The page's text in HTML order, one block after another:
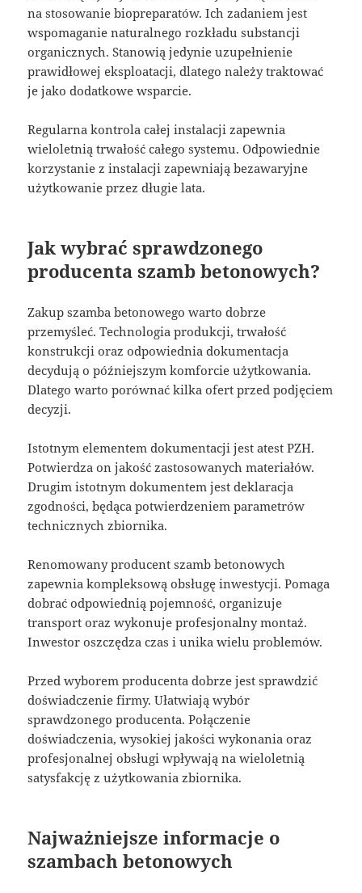
na stosowanie biopreparatów. Ich zadaniem jest
wspomaganie naturalnego rozkładu substancji
organicznych. Stanowią jedynie uzupełnienie
prawidłowej eksploatacji, dlatego należy traktować
je jako dodatkowe wsparcie.
Regularna kontrola całej instalacji zapewnia
wieloletnią trwałość całego systemu. Odpowiednie
korzystanie z instalacji zapewniają bezawaryjne
użytkowanie przez długie lata.
Jak wybrać sprawdzonego
producenta szamb betonowych?
Zakup szamba betonowego warto dobrze
przemyśleć. Technologia produkcji, trwałość
konstrukcji oraz odpowiednia dokumentacja
decydują o późniejszym komforcie użytkowania.
Dlatego warto porównać kilka ofert przed podjęciem
decyzji.
Istotnym elementem dokumentacji jest atest PZH.
Potwierdza on jakość zastosowanych materiałów.
Drugim istotnym dokumentem jest deklaracja
zgodności, będąca potwierdzeniem parametrów
technicznych zbiornika.
Renomowany producent szamb betonowych
zapewnia kompleksową obsługę inwestycji. Pomaga
dobrać odpowiednią pojemność, organizuje
transport oraz wykonuje profesjonalny montaż.
Inwestor oszczędza czas i unika wielu problemów.
Przed wyborem producenta dobrze jest sprawdzić
doświadczenie firmy. Ułatwiają wybór
sprawdzonego producenta. Połączenie
doświadczenia, wysokiej jakości wykonania oraz
profesjonalnej obsługi wpływają na wieloletnią
satysfakcję z użytkowania zbiornika.
Najważniejsze informacje o
szambach betonowych